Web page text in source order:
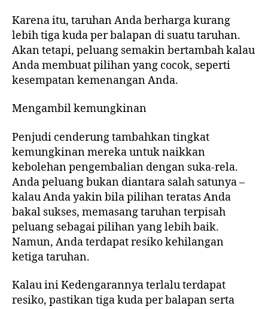
Karena itu, taruhan Anda berharga kurang
lebih tiga kuda per balapan di suatu taruhan.
Akan tetapi, peluang semakin bertambah kalau
Anda membuat pilihan yang cocok, seperti
kesempatan kemenangan Anda.
Mengambil kemungkinan
Penjudi cenderung tambahkan tingkat
kemungkinan mereka untuk naikkan
kebolehan pengembalian dengan suka-rela.
Anda peluang bukan diantara salah satunya –
kalau Anda yakin bila pilihan teratas Anda
bakal sukses, memasang taruhan terpisah
peluang sebagai pilihan yang lebih baik.
Namun, Anda terdapat resiko kehilangan
ketiga taruhan.
Kalau ini Kedengarannya terlalu terdapat
resiko, pastikan tiga kuda per balapan serta